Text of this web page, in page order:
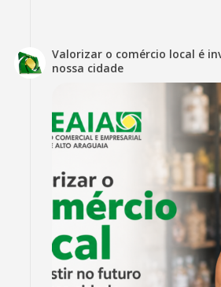
Valorizar o comércio local é
nossa cidade